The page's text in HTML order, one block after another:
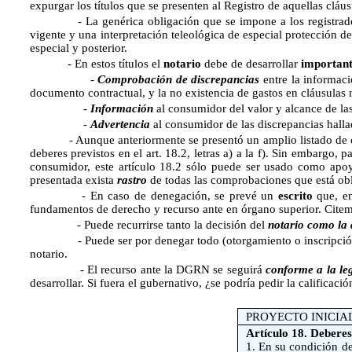
expurgar los títulos que se presenten al Registro de aquellas
- La genérica obligación que se impone a los registradores
vigente y una interpretación teleológica de especial protección
especial y posterior.
- En estos títulos el notario debe de desarrollar
-Comprobación de discrepancias entre la
documento contractual, y la no existencia de gastos en cláusulas
- Información al consumidor del valor y alcance de
- Advertencia al consumidor de las discrepancias
- Aunque anteriormente se presentó un amplio listado de
deberes previstos en el art. 18.2, letras a) a la f). Sin embargo,
consumidor, este artículo 18.2 sólo puede ser usado como
presentada exista rastro de todas las comprobaciones que está
- En caso de denegación, se prevé un escrito que,
fundamentos de derecho y recurso ante en órgano superior.
- Puede recurrirse tanto la decisión del notario como la
- Puede ser por denegar todo (otorgamiento o inscripción)
notario.
- El recurso ante la DGRN se seguirá  conforme a la
desarrollar. Si fuera el gubernativo, ¿se podría pedir la
PROYECTO
Artículo 18.
1. En su condición